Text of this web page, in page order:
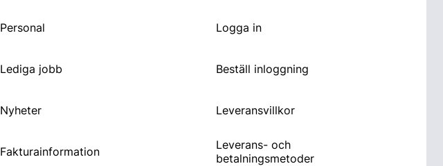
Personal
Lediga jobb
Nyheter
Fakturainformation
Logga in
Beställ inloggning
Leveransvillkor
Leverans- och
betalningsmetoder